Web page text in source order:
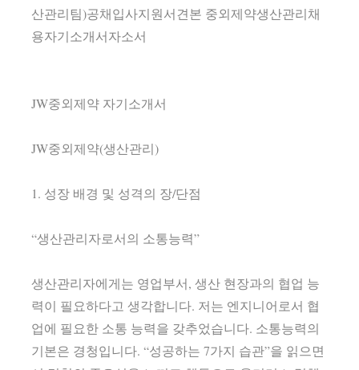
산관리팀)공채입사지원서견본 중외제약생산관리채
용자기소개서자소서
JW중외제약 자기소개서
JW중외제약(생산관리)
1. 성장 배경 및 성격의 장/단점
“생산관리자로서의 소통능력”
생산관리자에게는 영업부서, 생산 현장과의 협업 능
력이 필요하다고 생각합니다. 저는 엔지니어로서 협
업에 필요한 소통 능력을 갖추었습니다. 소통능력의
기본은 경청입니다. “성공하는 7가지 습관”을 읽으면